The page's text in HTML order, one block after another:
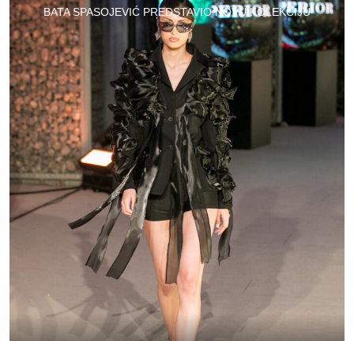
BATA SPASOJEVIĆ PREDSTAVIO NOVU KOLEKCIJU